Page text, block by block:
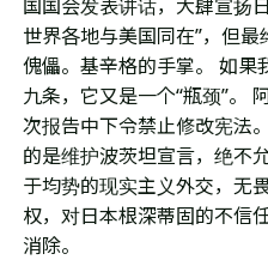
国国会发表讲话，大肆宣扬
世界各地与美国同在”，但
傀儡。基辛格的手掌。 如果
九条，它又是一个“瓶颈”。
次报告中下令禁止修改宪法
的是维护波茨坦宣言，绝不
于均势的现实主义外交，无
权，对日本根深蒂固的不信
消除。